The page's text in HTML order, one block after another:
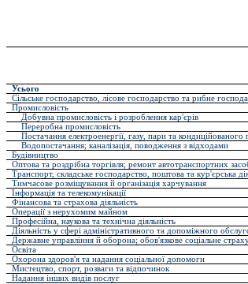
Усього
Сільське господарство, лісове господарство та рибне
Промисловість
Добувна промисловість і розроблення кар'єрів
Переробна промисловість
Постачання електроенергії, газу, пари та кондиційованого
Водопостачання; каналізація, поводження з відходами
Будівництво
Оптова та роздрібна торгівля; ремонт автотранспортних
Транспорт, складське господарство, поштова та кур'єрська
Тимчасове розміщування й організація харчування
Інформація та телекомунікації
Фінансова та страхова діяльність
Операції з нерухомим майном
Професійна, наукова та технічна діяльність
Діяльність у сфері адміністративного та допоміжного
Державне управління й оборона; обов'язкове соціальне
Освіта
Охорона здоров'я та надання соціальної допомоги
Мистецтво, спорт, розваги та відпочинок
Надання інших видів послуг